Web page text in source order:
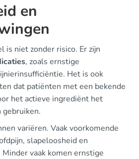
en
is niet zonder risico. Er zijn
, zoals ernstige
Het is ook
dat patiënten met een bekende
het actieve ingrediënt het
gebruiken.
variëren. Vaak voorkomende
slapeloosheid en
vaak komen ernstige